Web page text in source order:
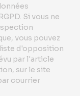
Si vous ne
vous pouvez
d'opposition
par l'article
sur le site
courrier